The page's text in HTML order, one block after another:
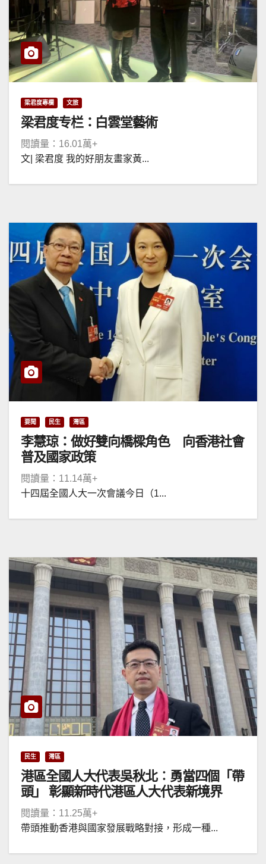
梁君度專欄 文旅
梁君度专栏：白雲堂藝術
閱讀量：16.01萬+
文| 梁君度 我的好朋友畫家黃...
要聞 民生 灣區
李慧琼：做好雙向橋樑角色 向香港社會
普及國家政策
閱讀量：11.14萬+
十四屆全國人大一次會議今日（1...
民生 灣區
港區全國人大代表吳秋北︰勇當四個「帶
頭」 彰顯新時代港區人大代表新境界
閱讀量：11.25萬+
帶頭推動香港與國家發展戰略對接，形成一種...